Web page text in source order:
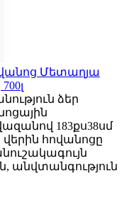
Մետաղյա
ձեր
183քս38սմ
վերին հովանոցը
անվտանգություն